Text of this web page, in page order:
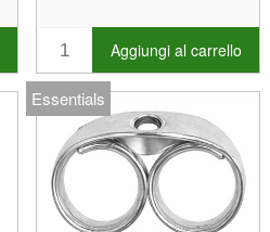
Aggiungi al carrello
Essentials